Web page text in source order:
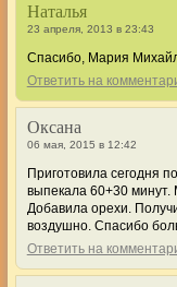
Наталья
23 апреля, 2013 в 23:43
Спасибо, Мария
Ответить на
Оксана
06 мая, 2015 в 12:42
Приготовила сегодня
выпекала 60+30 минут.
Добавила орехи.
воздушно. Спасибо
Ответить на